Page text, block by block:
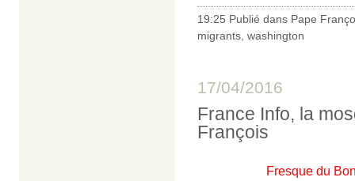
19:25 Publié dans Pape
migrants washington
17/04/2016
France Info, la
François
Fresque du